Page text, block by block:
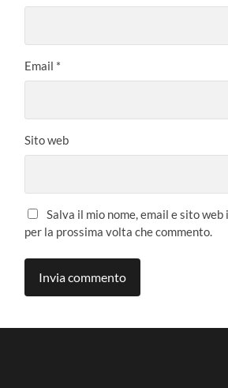
Email *
Sito web
Salva il mio nome, email e sito
per la prossima volta che commento.